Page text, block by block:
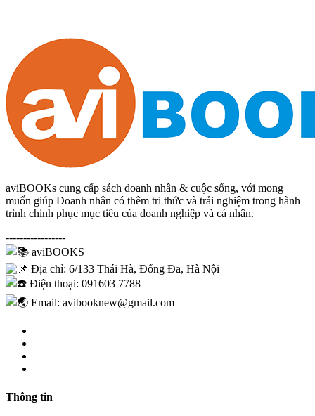
aviBOOKs cung cấp sách doanh nhân & cuộc sống, với mong
muốn giúp Doanh nhân có thêm tri thức và trải nghiệm trong hành
trình chinh phục mục tiêu của doanh nghiệp và cá nhân.
-----------------
aviBOOKS
Địa chỉ: 6/133 Thái Hà, Đống Đa, Hà Nội
Điện thoại: 091603 7788
Email: avibooknew@gmail.com
Thông tin